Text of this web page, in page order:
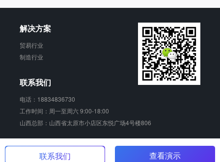
解决方案
贸易行业
制造行业
联系我们
电话：18834836730
工作时间：周一至周六 9:00-18:00
山西总部：山西省太原市小店区东悦广场4号楼806
销动云 版权所有
联系我们 查看演示